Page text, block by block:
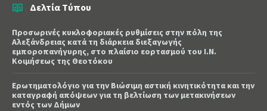
Δελτία Τύπου
Προσωρινές κυκλοφοριακές ρυθμίσεις στην πόλη της
Αλεξάνδρειας κατά τη διάρκεια διεξαγωγής
εμποροπανήγυρης, στο πλαίσιο εορτασμού του Ι.Ν.
Κοιμήσεως της Θεοτόκου
Ερωτηματολόγιο για την Βιώσιμη αστική κινητικότητα και την
καταγραφή απόψεων για τη βελτίωση των μετακινήσεων
εντός των Δήμων